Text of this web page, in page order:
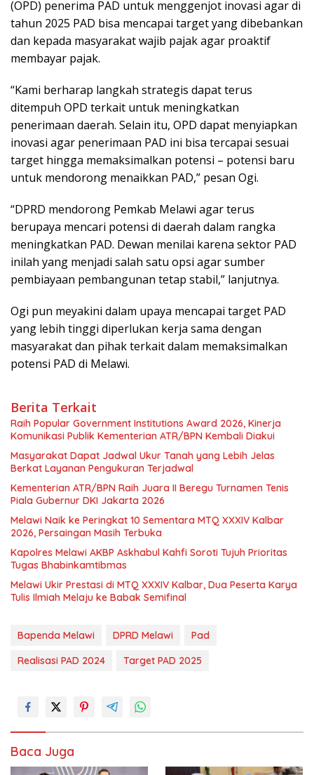
(OPD) penerima PAD untuk menggenjot inovasi agar di
tahun 2025 PAD bisa mencapai target yang dibebankan
dan kepada masyarakat wajib pajak agar proaktif
membayar pajak.
“Kami berharap langkah strategis dapat terus
ditempuh OPD terkait untuk meningkatkan
penerimaan daerah. Selain itu, OPD dapat menyiapkan
inovasi agar penerimaan PAD ini bisa tercapai sesuai
target hingga memaksimalkan potensi – potensi baru
untuk mendorong menaikkan PAD,” pesan Ogi.
“DPRD mendorong Pemkab Melawi agar terus
berupaya mencari potensi di daerah dalam rangka
meningkatkan PAD. Dewan menilai karena sektor PAD
inilah yang menjadi salah satu opsi agar sumber
pembiayaan pembangunan tetap stabil,” lanjutnya.
Ogi pun meyakini dalam upaya mencapai target PAD
yang lebih tinggi diperlukan kerja sama dengan
masyarakat dan pihak terkait dalam memaksimalkan
potensi PAD di Melawi.
Berita Terkait
Raih Popular Government Institutions Award 2026, Kinerja
Komunikasi Publik Kementerian ATR/BPN Kembali Diakui
Masyarakat Dapat Jadwal Ukur Tanah yang Lebih Jelas
Berkat Layanan Pengukuran Terjadwal
Kementerian ATR/BPN Raih Juara II Beregu Turnamen Tenis
Piala Gubernur DKI Jakarta 2026
Melawi Naik ke Peringkat 10 Sementara MTQ XXXIV Kalbar
2026, Persaingan Masih Terbuka
Kapolres Melawi AKBP Askhabul Kahfi Soroti Tujuh Prioritas
Tugas Bhabinkamtibmas
Melawi Ukir Prestasi di MTQ XXXIV Kalbar, Dua Peserta Karya
Tulis Ilmiah Melaju ke Babak Semifinal
Bapenda Melawi DPRD Melawi
Pad
Realisasi PAD 2024
Target PAD 2025
Baca Juga